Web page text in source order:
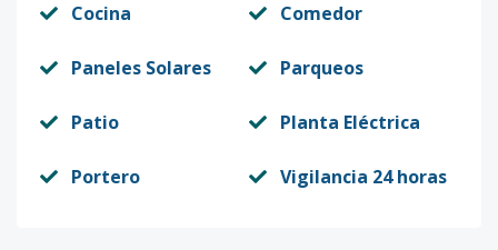
Cocina Comedor
Paneles Solares Parqueos
Patio Planta Eléctrica
Portero Vigilancia 24 horas